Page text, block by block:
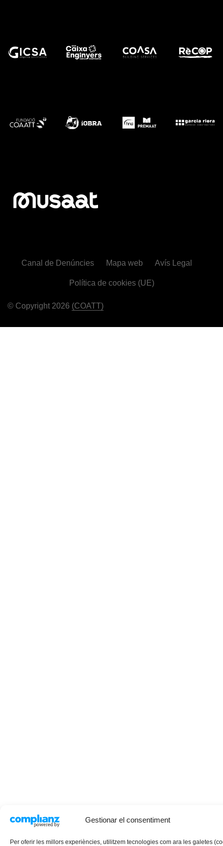
Gestionar el consentiment
Per oferir les millors experiències, utilitzem tecnologies com ara les galetes
© Copyright 2026 (COATT)
Canal de Denúncies Mapa web Avís Legal
Política de cookies (UE)